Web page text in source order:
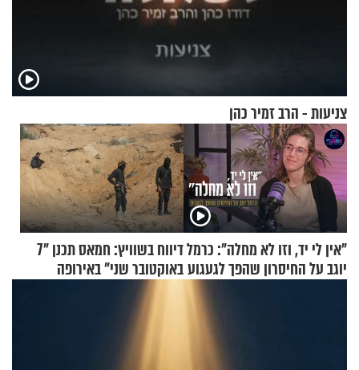
צניעות - הרב זמיר כהן
"אין לי יד, וזו לא מחלה": כרמל
יוגב על החיסרון שהפך לגעגוע
דיווח בשוויץ: חמאס תכנן "7
באוקטובר שני" באירופה